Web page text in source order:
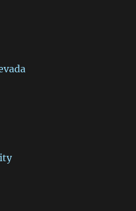
一朵朵白云从身边缓缓飘
过安西县。天有点阴，风
，快速地移动着。安西号称
力发电站，有幸被我们看到
行行，一列列，看不到边
长的影子就在黑色的戈壁滩
醉了。 真的有点不喜惯。
我们坐在车里看日落。记得
上，看着那个太阳如同染血
“滋啦”一声就消失在地平线
又是这个样子，不过已经不
晚。真受不了。不过还好，
不是很大，从东边走到西
热闹。住进宾馆之后大家去
幸地将一张老头票当作大团
10元钱也是老头票，只不过